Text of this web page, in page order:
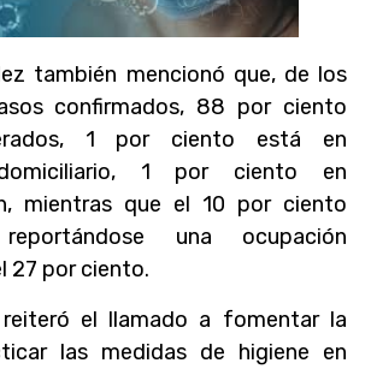
también mencionó que, de los
confirmados, 88 por ciento
1 por ciento está en
1 por ciento en
mientras que el 10 por ciento
una ocupación
27 por ciento.
reiteró el llamado a fomentar la
las medidas de higiene en